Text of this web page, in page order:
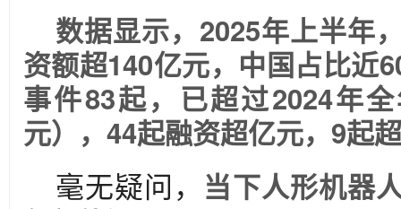
数据显示，2025年上半年
资额超140亿元，中国占比近
事件83起，已超过2024年
元），44起融资超亿元，9起
毫无疑问， 当下人形机器